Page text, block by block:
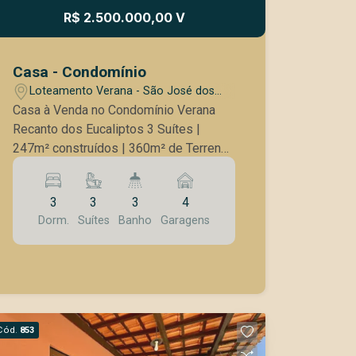
R$ 2.500.000,00 V
Casa - Condomínio
Loteamento Verana - São José dos
Campos/SP
Casa à Venda no Condomínio Verana
Recanto dos Eucaliptos 3 Suítes |
247m² construídos | 360m² de Terreno
| Piscina | 4 Vagas Esta casa recém-
entregue no Condomínio Verana
oferece um projeto moderno,
ambientes integrados e uma
infraestrutura completa para garantir o
bem distribuídos 3 suítes amplas,
proporcionando conforto e privacidade
3
Dorm.
3
Suítes
3
Banho
4
Garagens
853